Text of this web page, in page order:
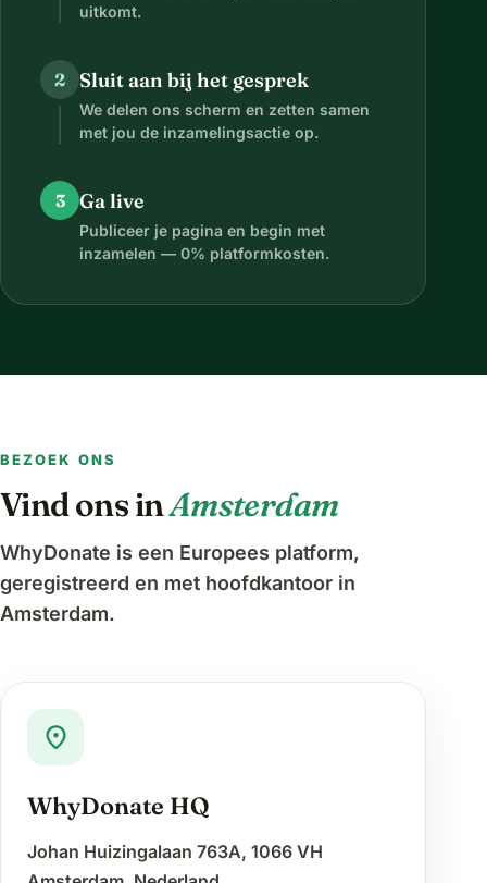
uitkomt.
2 Sluit aan bij het gesprek
We delen ons scherm en zetten samen
met jou de inzamelingsactie op.
3 Ga live
Publiceer je pagina en begin met
inzamelen — 0% platformkosten.
BEZOEK ONS
Vind ons inAmsterdam
WhyDonate is een Europees platform,
geregistreerd en met hoofdkantoor in
Amsterdam.
location_on
WhyDonate HQ
Johan Huizingalaan 763A, 1066 VH